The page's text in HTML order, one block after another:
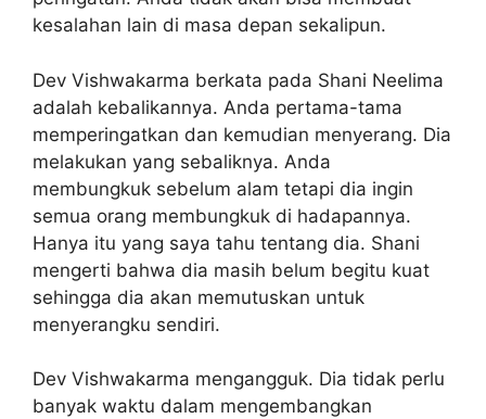
kesalahan lain di masa depan sekalipun.
Dev Vishwakarma berkata pada Shani Neelima
adalah kebalikannya. Anda pertama-tama
memperingatkan dan kemudian menyerang. Dia
melakukan yang sebaliknya. Anda
membungkuk sebelum alam tetapi dia ingin
semua orang membungkuk di hadapannya.
Hanya itu yang saya tahu tentang dia. Shani
mengerti bahwa dia masih belum begitu kuat
sehingga dia akan memutuskan untuk
menyerangku sendiri.
Dev Vishwakarma mengangguk. Dia tidak perlu
banyak waktu dalam mengembangkan